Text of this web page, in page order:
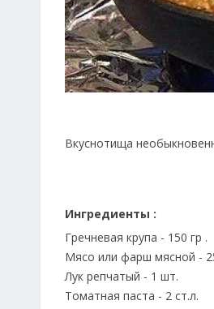
Вкуснотища
Ингредиенты :
Гречневая крупа - 150 гр .
Мясо или фарш мясной -
Лук репчатый - 1 шт.
Томатная паста - 2 ст.л.